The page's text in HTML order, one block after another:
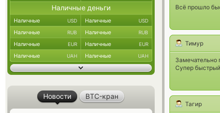
Всё прошло
Тимур
Замечательно
Супер
Тагир
Наличные деньги
Наличные USD Наличные USD
Наличные RUB Наличные RUB
Наличные EUR Наличные EUR
Наличные UAH Наличные UAH
Новости BTC-кран